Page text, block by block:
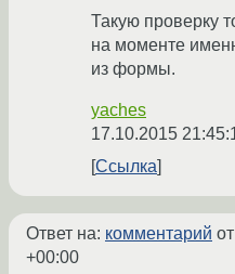
Такую проверку
на моменте
из формы.
yaches
17.10.2015
Ссылка
Ответ на: комментарий
+00:00